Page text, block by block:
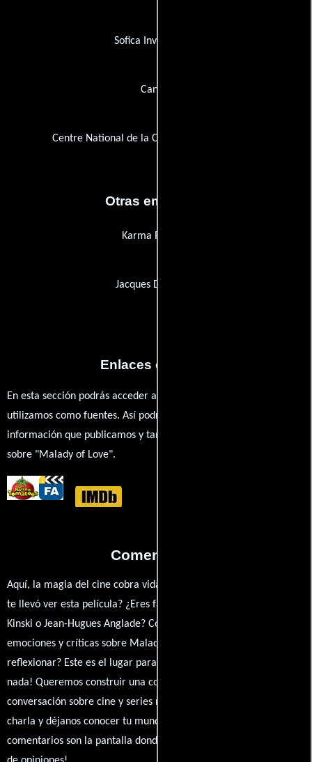
Sofica Investimage
Canal+
Centre National de la Cinématographie (CNC)
Otras empresas
Karma Pictures
Jacques Dessange
Enlaces externos
En esta sección podrás acceder a los recursos externos que
utilizamos como fuentes. Así podrás chequear toda la
información que publicamos y también ampliar tu conocimiento
sobre "Malady of Love".
Comentarios
Aquí, la magia del cine cobra vida a través de tus opiniones. ¿Qué
te llevó ver esta película? ¿Eres fan de Jacques Deray, Nastassja
Kinski o Jean-Hugues Anglade? Comparte tus pensamientos,
emociones y críticas sobre Malady of Love. ¿Te hizo reír, llorar o
reflexionar? Este es el lugar para expresarlo. ¡No te guardes
nada! Queremos construir una comunidad apasionada donde la
conversación sobre cine y series nunca se detenga. Únete a la
charla y déjanos conocer tu mundo cinematográfico. ¡Los
comentarios son la pantalla donde se proyecta nuestra diversidad